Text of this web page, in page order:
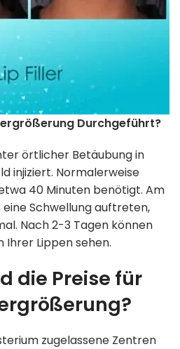
Durchgeführt?
örtlicher Betäubung in
injiziert. Normalerweise
40 Minuten benötigt. Am
eine Schwellung auftreten,
Nach 2-3 Tagen können
Ihrer Lippen sehen.
die Preise für
zugelassene Zentren